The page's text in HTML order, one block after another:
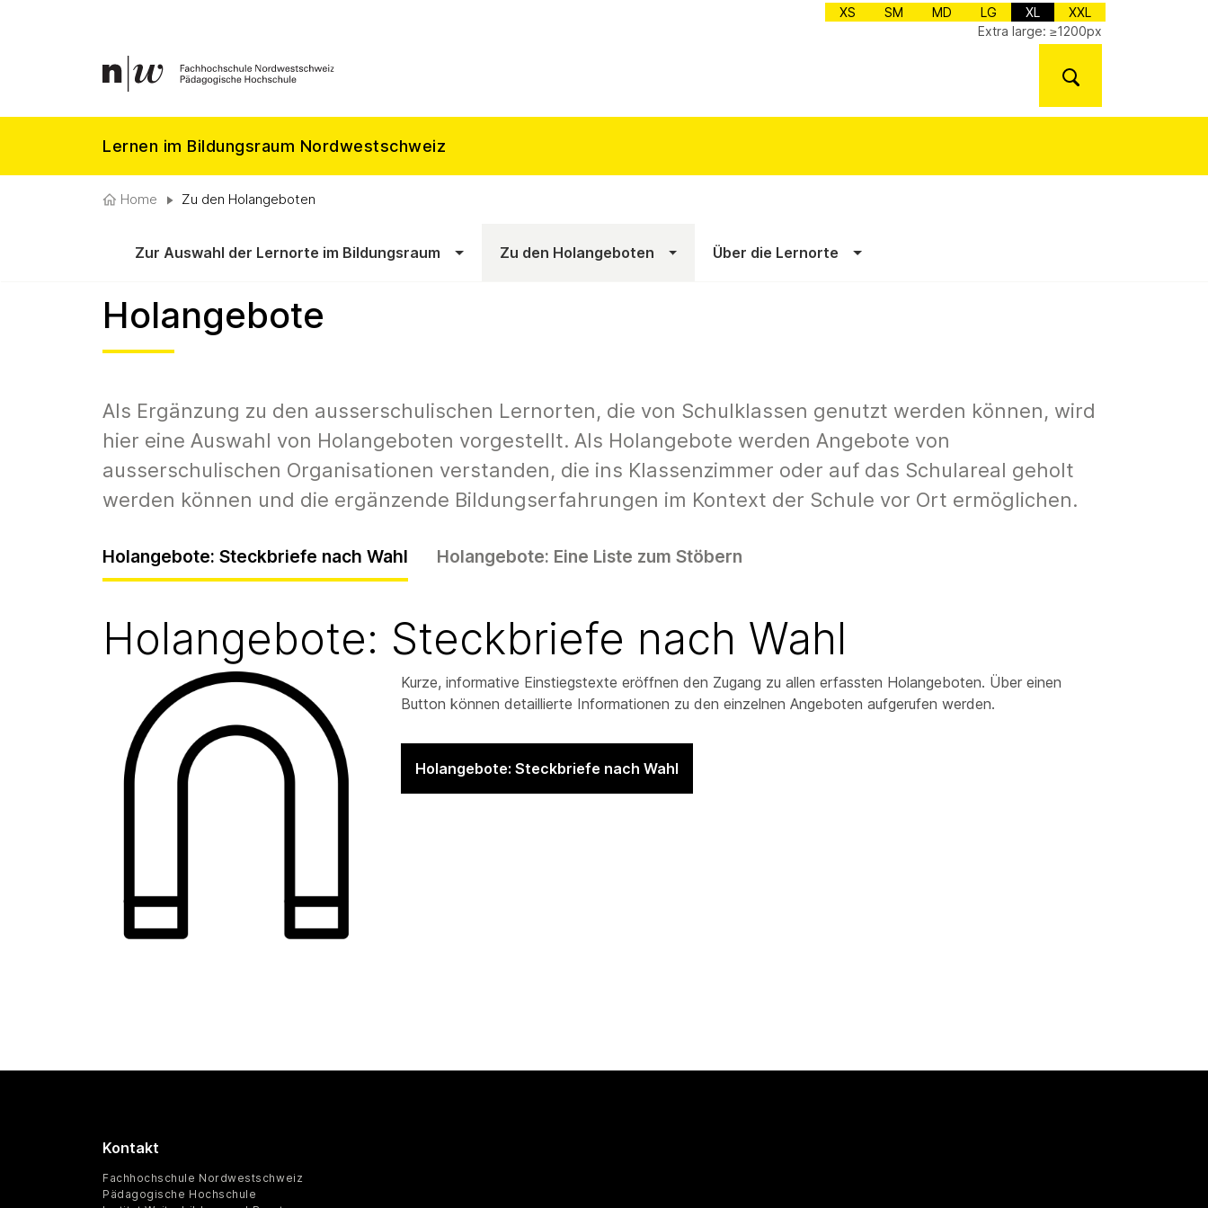
XS SM MD LG XL
XXL
Extra large: ≥1200px
Lernen im Bildungsraum Nordwestschweiz
Home Zu den Holangeboten
Zur Auswahl der Lernorte im Bildungsraum Zu den Holangeboten Über die Lernorte
Holangebote
Als Ergänzung zu den ausserschulischen Lernorten, die von Schulklassen genutzt werden können, wird
hier eine Auswahl von Holangeboten vorgestellt. Als Holangebote werden Angebote von
ausserschulischen Organisationen verstanden, die ins Klassenzimmer oder auf das Schulareal geholt
werden können und die ergänzende Bildungserfahrungen im Kontext der Schule vor Ort ermöglichen.
Holangebote: Steckbriefe nach Wahl Holangebote: Eine Liste zum Stöbern
Holangebote: Steckbriefe nach Wahl
Kurze, informative Einstiegstexte eröffnen den Zugang zu allen erfassten Holangeboten. Über einen
Button können detaillierte Informationen zu den einzelnen Angeboten aufgerufen werden.
Holangebote: Steckbriefe nach Wahl
Kontakt
Fachhochschule Nordwestschweiz
Pädagogische Hochschule